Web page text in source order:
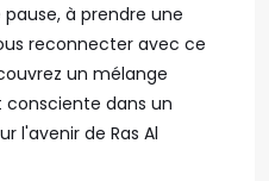
à prendre une
reconnecter avec ce
un mélange
dans un
l'avenir de Ras Al